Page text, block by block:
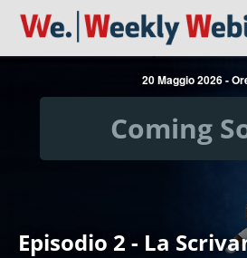
20 Maggio 2026 -
Episodio 2 - La
Coming